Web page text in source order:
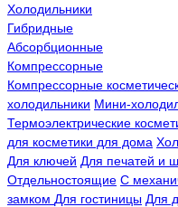
Холодильники
Гибридные
Абсорбционные
Компрессорные
Компрессорные
холодильники Мини-
Термоэлектрические
для косметики для дома
Для ключей Для печатей и
Отдельностоящие С
замком Для гостиницы Для